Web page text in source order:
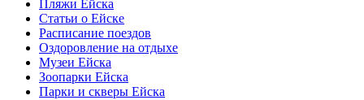
Пляжи Ейска
Статьи о Ейске
Расписание поездов
Оздоровление на отдыхе
Музеи Ейска
Зоопарки Ейска
Парки и скверы Ейска